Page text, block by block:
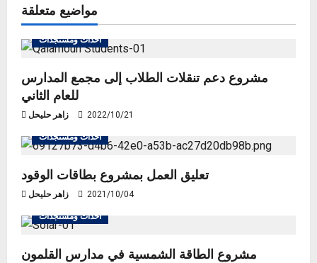
v
i
g
a
t
i
o
n
مواضيع متعلقة
أحداث ومستجدات
مشروع دعم تنقلات الطلاب إلى مجمع المدارس
للعام الثاني
زاهر حليحل 2022/10/21
أحداث ومستجدات
تعليق العمل بمشروع بطاقات الوقود
زاهر حليحل 2021/10/04
أحداث ومستجدات
مشروع الطاقة الشمسية في مدارس القلمون